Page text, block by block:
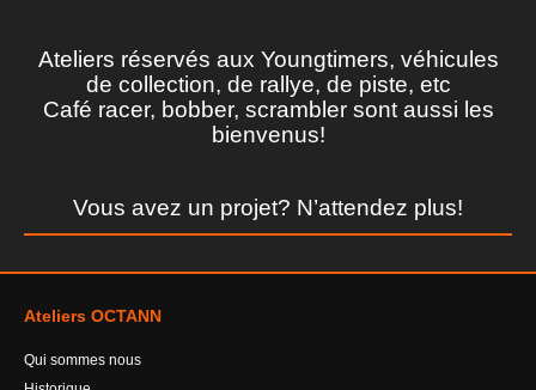
Ateliers réservés aux Youngtimers, véhicules
de collection, de rallye, de piste, etc
Café racer, bobber, scrambler sont aussi les
bienvenus!
Vous avez un projet? N’attendez plus!
Ateliers OCTANN
Qui sommes nous